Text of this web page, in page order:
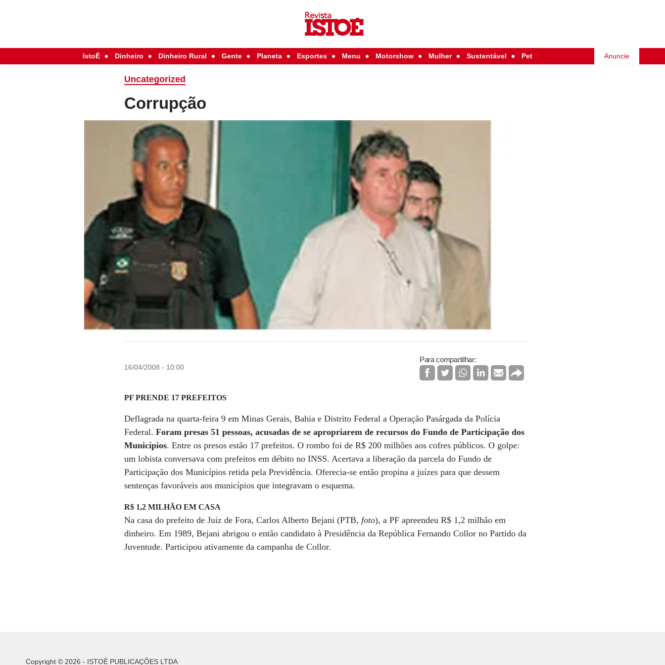
IstoÉ Dinheiro Dinheiro Rural Gente Planeta Esportes Menu Motorshow Mulher Sustentável Pet Anuncie
Uncategorized
Corrupção
16/04/2008 - 10:00
Para compartilhar:
PF PRENDE 17 PREFEITOS
Deflagrada na quarta-feira 9 em Minas Gerais, Bahia e Distrito Federal a Operação Pasárgada da Polícia
Federal.Foram presas 51 pessoas, acusadas de se apropriarem de recursos do Fundo de Participação dos
Municípios. Entre os presos estão 17 prefeitos. O rombo foi de R$ 200 milhões aos cofres públicos. O golpe:
um lobista conversava com prefeitos em débito no INSS. Acertava a liberação da parcela do Fundo de
Participação dos Municípios retida pela Previdência. Oferecia-se então propina a juízes para que dessem
sentenças favoráveis aos municípios que integravam o esquema.
R$ 1,2 MILHÃO EM CASA
Na casa do prefeito de Juiz de Fora, Carlos Alberto Bejani (PTB, foto), a PF apreendeu R$ 1,2 milhão em
dinheiro. Em 1989, Bejani abrigou o então candidato à Presidência da República Fernando Collor no Partido da
Juventude. Participou ativamente da campanha de Collor.
Copyright © 2026 - ISTOÉ PUBLICAÇÕES LTDA